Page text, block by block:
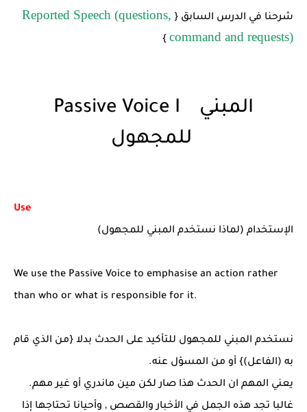
شرحنا في الدرس السابق { Reported Speech (questions,
command and requests)
}
Passive Voice I المبني
Use
الإستخدام (لماذا نستخدم المبني للمجهول)
We use the Passive Voice to emphasise an action rather
than who or what is responsible for it.
نستخدم المبني للمجهول للتأكيد على الحدث بدلا {من الذي قام
به (الفاعل)} أو من المسؤل عنه.
يعني المهم ان الحدث هذا صار لكن مين ماندري أو غير مهم.
غالبا تجد هذه الجمل في الأخبار والقصص , وأحيانا تحتاجها إذا